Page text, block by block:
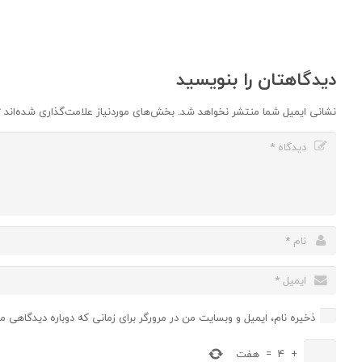
دیدگاهتان را بنویسید
نشانی ایمیل شما منتشر نخواهد شد. بخش‌های موردنیاز علامت‌گذاری شده‌اند
ذخیره نام، ایمیل و وبسایت من در مرورگر برای زمانی که دوباره
+
4
= هفت